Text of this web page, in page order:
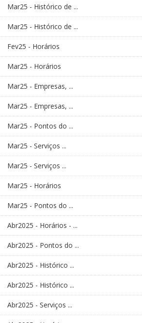
Mar25 - Histórico de ...
Mar25 - Histórico de ...
Fev25 - Horários
Mar25 - Horários
Mar25 - Empresas, ...
Mar25 - Empresas, ...
Mar25 - Pontos do ...
Mar25 - Serviços ...
Mar25 - Serviços ...
Mar25 - Horários
Mar25 - Pontos do ...
Abr2025 - Horários - ...
Abr2025 - Pontos do ...
Abr2025 - Histórico ...
Abr2025 - Histórico ...
Abr2025 - Serviços ...